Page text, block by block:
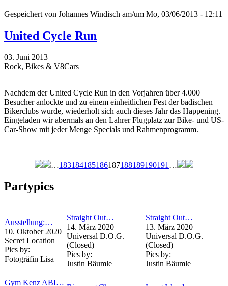
Gespeichert von Johannes Windisch am/um Mo, 03/06/2013 - 12:11
United Cycle Run
03. Juni 2013
Rock, Bikes & V8Cars
Nachdem der United Cycle Run in den Vorjahren über 4.000
Besucher anlockte und zu einem einheitlichen Fest der badischen
Bikerclubs wurde, wiederholt sich auch dieses Jahr das Happening.
Eingeladen wir abermals an den Lahrer Flugplatz zur Bike- und US-
Car-Show mit jeder Menge Specials und Rahmenprogramm.
…183184185186187188189190191 …
Partypics
Ausstellung:…
10. Oktober 2020
Secret Location
Pics by:
Fotogräfin Lisa
Straight Out…
14. März 2020
Universal D.O.G.
(Closed)
Pics by:
Justin Bäumle
Straight Out…
13. März 2020
Universal D.O.G.
(Closed)
Pics by:
Justin Bäumle
Gym Kenz ABI…